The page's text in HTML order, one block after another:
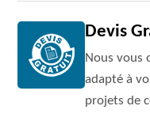
Devis
Nous vous
adapté à
projets de